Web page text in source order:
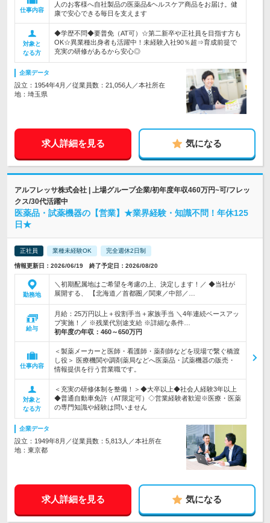
仕事内容
人のお客様へ自社製品の医薬品&ヘルスケア商品をお届け。健
康で安心できる毎日を支えます
対象と
なる方
◆学歴不問◆要普免（AT可）☆第二新卒や正社員を目指す方も
OK☆異業種出身者も活躍中！未経験入社90％超⇒育成前提で
充実の研修があるから安心◎
企業データ
設立：1954年4月／従業員数：21,056人／本社所在
地：埼玉県
求人詳細を見る 気になる
アルフレッサ株式会社 | 上場グループ企業/初年度年収460万円~可/フレッ
クス/30代活躍中
医薬品・試薬機器の【営業】★業界経験・知識不問！年休125
日★
正社員 業種未経験OK 完全週休2日制
情報更新日：2026/06/19 終了予定日：2026/08/20
勤務地
＼初期配属地はご希望を考慮の上、決定します！／ ◆当社が
展開する、 【北海道／首都圏／関東／中部／…
給与
月給：25万円以上＋役割手当＋家族手当 ＼4年連続ベースアッ
プ実施！／ ※残業代別途支給 ※詳細な条件…
初年度の年収： 460～650万円
仕事内容
＜製薬メーカーと医師・看護師・薬剤師などを現場で繋ぐ橋渡
し役＞ 医療機関や調剤薬局などへ医薬品・試薬機器の販売・
情報提供を行う営業職です。
対象と
なる方
＜充実の研修体制を整備！＞◆大卒以上◆社会人経験3年以上
◆普通自動車免許（AT限定可）◇営業経験者歓迎※医療・医薬
の専門知識や経験は問いません
企業データ
設立：1949年8月／従業員数：5,813人／本社所在
地：東京都
求人詳細を見る 気になる